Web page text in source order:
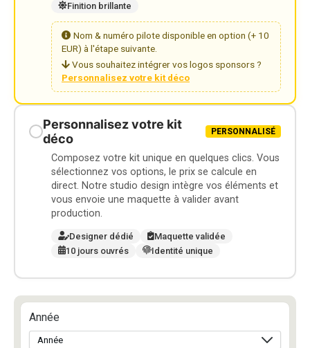
Finition brillante
Nom & numéro pilote disponible en option (+ 10
EUR) à l'étape suivante.
Vous souhaitez intégrer vos logos sponsors ?
Personnalisez votre kit déco
Personnalisez votre kit
déco
PERSONNALISÉ
Composez votre kit unique en quelques clics. Vous
sélectionnez vos options, le prix se calcule en
direct. Notre studio design intègre vos éléments et
vous envoie une maquette à valider avant
production.
Designer dédié
Maquette validée
10 jours ouvrés
Identité unique
Année